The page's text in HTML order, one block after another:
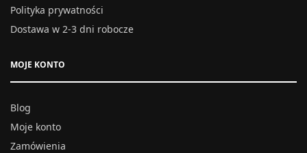
Polityka prywatności
Dostawa w 2-3 dni robocze
MOJE KONTO
Blog
Moje konto
Zamówienia